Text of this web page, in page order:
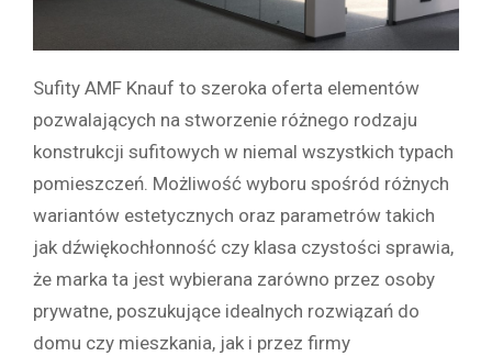
Sufity AMF Knauf to szeroka oferta elementów
pozwalających na stworzenie różnego rodzaju
konstrukcji sufitowych w niemal wszystkich typach
pomieszczeń. Możliwość wyboru spośród różnych
wariantów estetycznych oraz parametrów takich
jak dźwiękochłonność czy klasa czystości sprawia,
że marka ta jest wybierana zarówno przez osoby
prywatne, poszukujące idealnych rozwiązań do
domu czy mieszkania, jak i przez firmy